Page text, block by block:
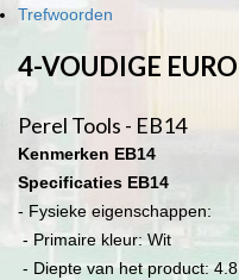
Trefwoorden
4-VOUDIGE
Perel Tools - EB14
Kenmerken EB14
Specificaties EB14
- Fysieke eigenschappen:
- Primaire kleur: Wit
- Diepte van het product: